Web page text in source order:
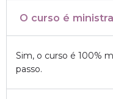
O curso é
Sim, o curso é 100%
passo.